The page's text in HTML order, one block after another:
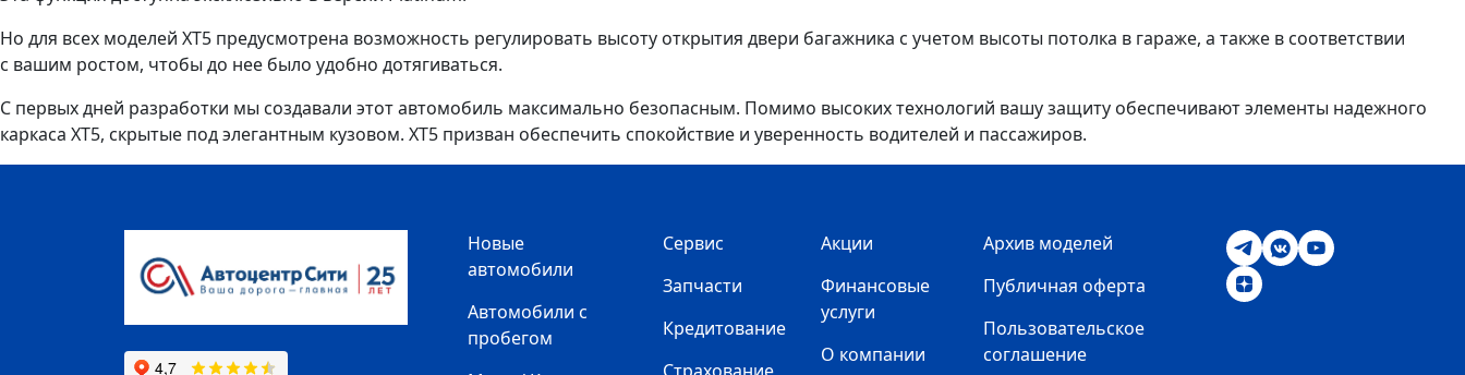
Но для всех моделей XT5 предусмотрена возможность регулировать высоту открытия двери багажника с учетом высоты потолка в гараже, а также в соответствии
с вашим ростом, чтобы до нее было удобно дотягиваться.
С первых дней разработки мы создавали этот автомобиль максимально безопасным. Помимо высоких технологий вашу защиту обеспечивают элементы надежного
каркаса XT5, скрытые под элегантным кузовом. XT5 призван обеспечить спокойствие и уверенность водителей и пассажиров.
Новые
автомобили
Автомобили с
пробегом
Сервис
Запчасти
Кредитование
Акции
Финансовые
услуги
О компании
Архив моделей
Публичная оферта
Пользовательское
соглашение